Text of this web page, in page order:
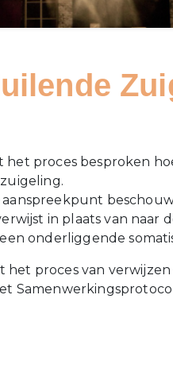
het proces besproken
aanspreekpunt
in plaats van naar
onderliggende
het proces van